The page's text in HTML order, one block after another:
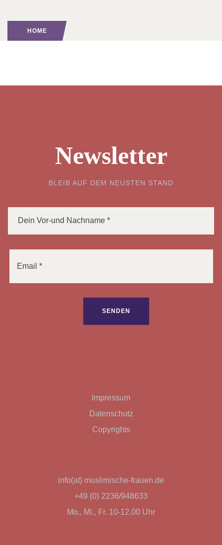
HOME
Newsletter
BLEIB AUF DEM NEUSTEN STAND
Impressum
Datenschutz
Copyrights
info(at) muslimische-frauen.de
+49 (0) 2236/948633
Mo., Mi., Fr. 10-12.00 Uhr